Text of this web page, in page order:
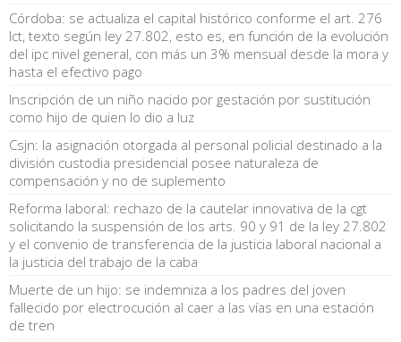
Córdoba: se actualiza el capital histórico conforme el art. 276
lct, texto según ley 27.802, esto es, en función de la evolución
del ipc nivel general, con más un 3% mensual desde la mora y
hasta el efectivo pago
Inscripción de un niño nacido por gestación por sustitución
como hijo de quien lo dio a luz
Csjn: la asignación otorgada al personal policial destinado a la
división custodia presidencial posee naturaleza de
compensación y no de suplemento
Reforma laboral: rechazo de la cautelar innovativa de la cgt
solicitando la suspensión de los arts. 90 y 91 de la ley 27.802
y el convenio de transferencia de la justicia laboral nacional a
la justicia del trabajo de la caba
Muerte de un hijo: se indemniza a los padres del joven
fallecido por electrocución al caer a las vías en una estación
de tren